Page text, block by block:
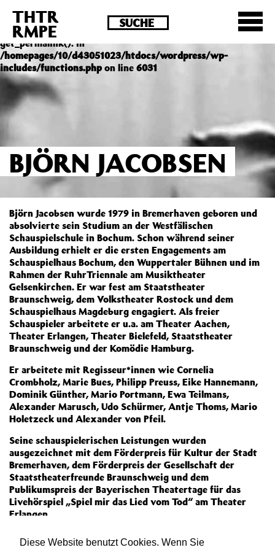
Diese Website benutzt Cookies. Wenn Sie
Deprecated : Die Funktion post_permalink ist seit
Version 4.4.0 veraltet! Verwende stattdessen
get_permalink(). in
/homepages/10/d43051023/htdocs/wordpress/wp-
includes/functions.phpon line 6031
THTR
RMPE
BJÖRN JACOBSEN
Björn Jacobsen wurde 1979 in Bremerhaven geboren und
absolvierte sein Studium an der Westfälischen
Schauspielschule in Bochum. Schon während seiner
Ausbildung erhielt er die ersten Engagements am
Schauspielhaus Bochum, den Wuppertaler Bühnen und im
Rahmen der RuhrTriennale am Musiktheater
Gelsenkirchen. Er war fest am Staatstheater
Braunschweig, dem Volkstheater Rostock und dem
Schauspielhaus Magdeburg engagiert. Als freier
Schauspieler arbeitete er u.a. am Theater Aachen,
Theater Erlangen, Theater Bielefeld, Staatstheater
Braunschweig und der Komödie Hamburg.
Er arbeitete mit Regisseur*innen wie Cornelia
Crombholz, Marie Bues, Philipp Preuss, Eike Hannemann,
Dominik Günther, Mario Portmann, Ewa Teilmans,
Alexander Marusch, Udo Schürmer, Antje Thoms, Mario
Holetzeck und Alexander von Pfeil.
Seine schauspielerischen Leistungen wurden
ausgezeichnet mit dem Förderpreis für Kultur der Stadt
Bremerhaven, dem Förderpreis der Gesellschaft der
Staatstheaterfreunde Braunschweig und dem
Publikumspreis der Bayerischen Theatertage für das
Livehörspiel „Spiel mir das Lied vom Tod“ am Theater
Erlangen.